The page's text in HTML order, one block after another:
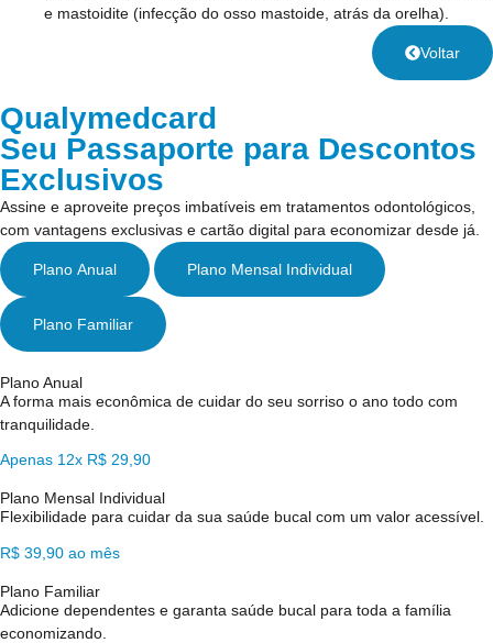
e mastoidite (infecção do osso mastoide, atrás da orelha).
Voltar
Qualymedcard
Seu Passaporte para Descontos
Exclusivos
Assine e aproveite preços imbatíveis em tratamentos odontológicos,
com vantagens exclusivas e cartão digital para economizar desde já.
Plano Anual Plano Mensal Individual
Plano Familiar
Plano Anual
A forma mais econômica de cuidar do seu sorriso o ano todo com
tranquilidade.
Apenas 12x R$ 29,90
Plano Mensal Individual
Flexibilidade para cuidar da sua saúde bucal com um valor acessível.
R$ 39,90 ao mês
Plano Familiar
Adicione dependentes e garanta saúde bucal para toda a família
economizando.